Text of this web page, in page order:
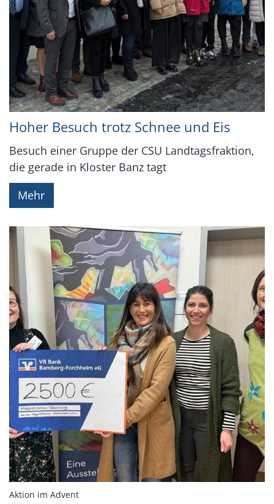
Hoher Besuch trotz Schnee und Eis
Besuch einer Gruppe der CSU Landtagsfraktion,
die gerade in Kloster Banz tagt
Mehr
Aktion im Advent: